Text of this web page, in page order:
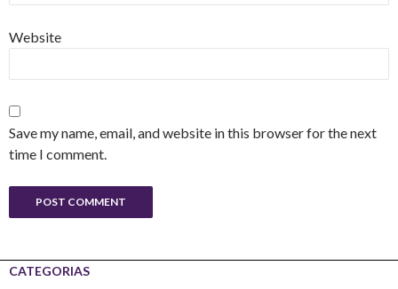
Website
Save my name, email, and website in this browser for the next
time I comment.
CATEGORIAS